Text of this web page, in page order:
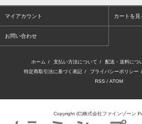
マイアカウント カートを見
お問い合わせ
ホーム / 支払い方法について / 配送・送料につ
特定商取引法に基づく表記 / プライバシーポリシー /
RSS / ATOM
Copyright (C)株式会社ファインゾーン